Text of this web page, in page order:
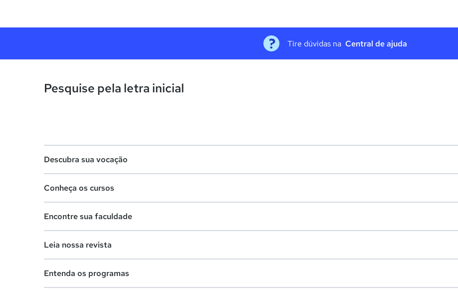
Tire dúvidas na Central de ajuda
Pesquise pela letra inicial
Descubra sua vocação
Lista de profissões
Conheça os cursos
Cursos de graduação
Cursos livres
Encontre sua faculdade
Faculdades na sua cidade
Leia nossa revista
Entenda os programas